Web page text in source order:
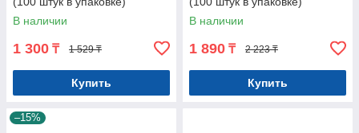
В наличии
1 300 ₸ 1 529 ₸
Купить
В наличии
1 890 ₸ 2 223 ₸
Купить
–15%